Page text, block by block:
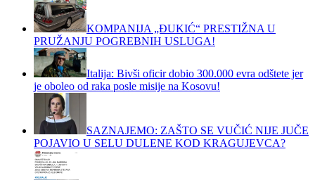
KOMPANIJA „ĐUKIĆ“ PRESTIŽNA U
PRUŽANJU POGREBNIH USLUGA!
Italija: Bivši oficir dobio 300.000 evra odštete jer
je oboleo od raka posle misije na Kosovu!
SAZNAJEMO: ZAŠTO SE VUČIĆ NIJE JUČE
POJAVIO U SELU DULENE KOD KRAGUJEVCA?